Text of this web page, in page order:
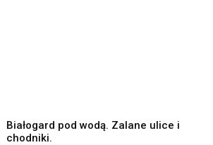
Białogard pod wodą. Zalane ulice i
chodniki.